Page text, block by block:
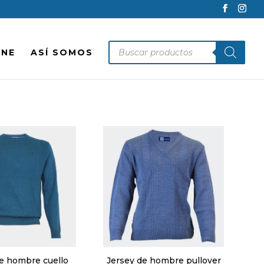
ASÍ SOMOS
Búsqueda
productos
hombre cuello
Jersey de hombre pullover